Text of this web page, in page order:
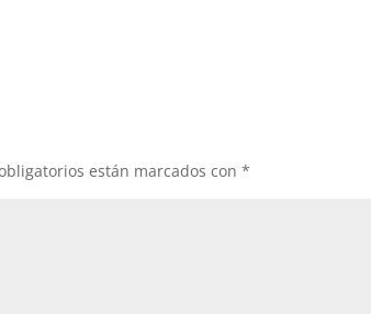
están marcados con*